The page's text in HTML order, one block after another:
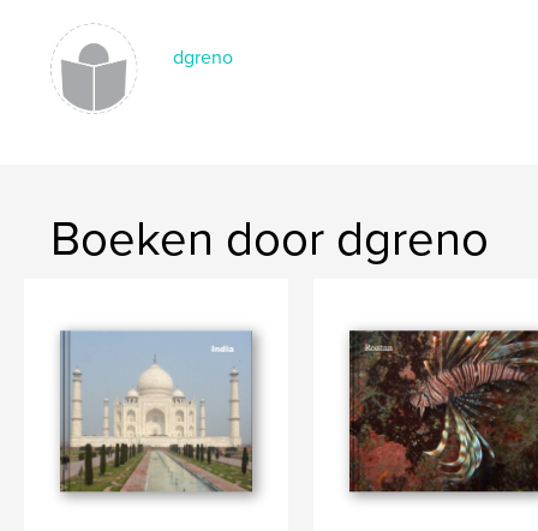
dgreno
Boeken door dgreno